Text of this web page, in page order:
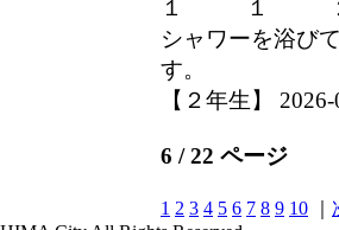
シャワーを浴び
す。
【２年生】
6 / 22 ページ
1 2 3 4 5 6 7 8 9 10